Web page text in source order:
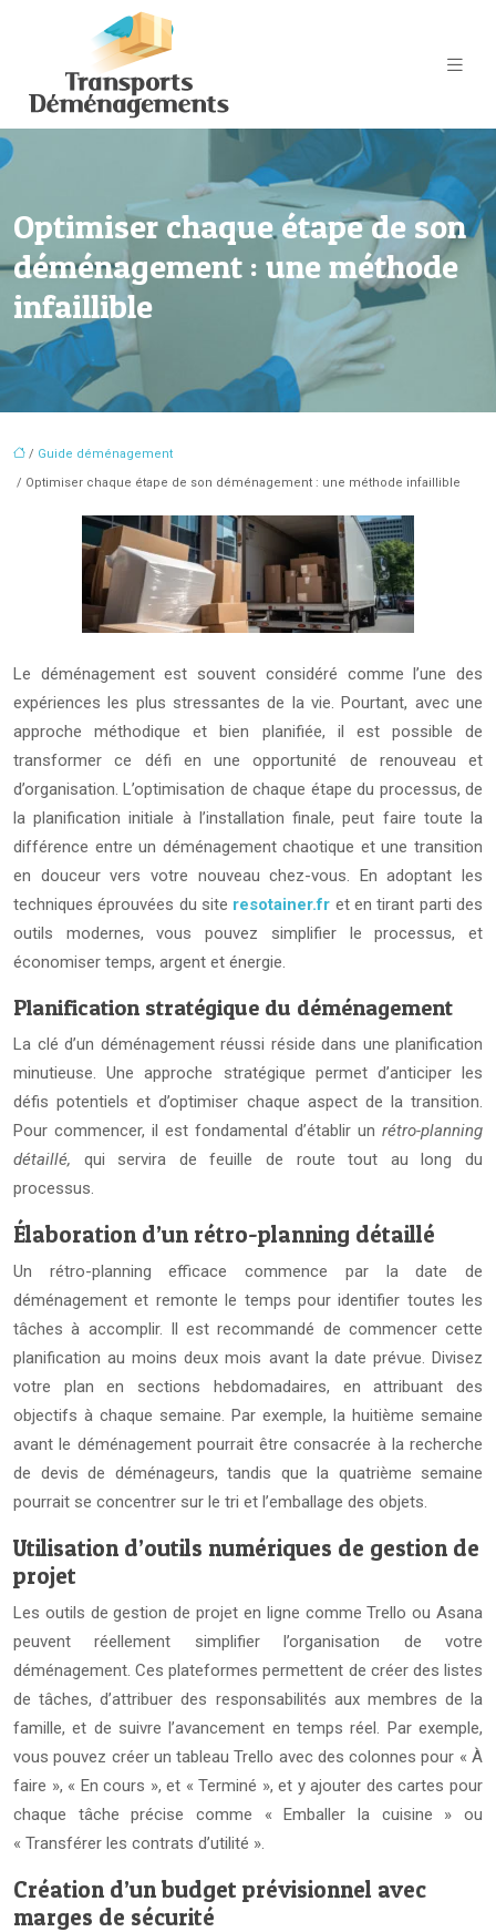
Optimiser chaque étape de son
déménagement : une méthode
infaillible
/ Guide déménagement
/ Optimiser chaque étape de son déménagement : une méthode infaillible
Le déménagement est souvent considéré comme l’une des
expériences les plus stressantes de la vie. Pourtant, avec une
approche méthodique et bien planifiée, il est possible de
transformer ce défi en une opportunité de renouveau et
d’organisation. L’optimisation de chaque étape du processus, de
la planification initiale à l’installation finale, peut faire toute la
différence entre un déménagement chaotique et une transition
en douceur vers votre nouveau chez-vous. En adoptant les
techniques éprouvées du site resotainer.fr et en tirant parti des
outils modernes, vous pouvez simplifier le processus, et
économiser temps, argent et énergie.
Planification stratégique du déménagement
La clé d’un déménagement réussi réside dans une planification
minutieuse. Une approche stratégique permet d’anticiper les
défis potentiels et d’optimiser chaque aspect de la transition.
Pour commencer, il est fondamental d’établir un rétro-planning
détaillé, qui servira de feuille de route tout au long du
processus.
Élaboration d’un rétro-planning détaillé
Un rétro-planning efficace commence par la date de
déménagement et remonte le temps pour identifier toutes les
tâches à accomplir. Il est recommandé de commencer cette
planification au moins deux mois avant la date prévue. Divisez
votre plan en sections hebdomadaires, en attribuant des
objectifs à chaque semaine. Par exemple, la huitième semaine
avant le déménagement pourrait être consacrée à la recherche
de devis de déménageurs, tandis que la quatrième semaine
pourrait se concentrer sur le tri et l’emballage des objets.
Utilisation d’outils numériques de gestion de
projet
Les outils de gestion de projet en ligne comme Trello ou Asana
peuvent réellement simplifier l’organisation de votre
déménagement. Ces plateformes permettent de créer des listes
de tâches, d’attribuer des responsabilités aux membres de la
famille, et de suivre l’avancement en temps réel. Par exemple,
vous pouvez créer un tableau Trello avec des colonnes pour « À
faire », « En cours », et « Terminé », et y ajouter des cartes pour
chaque tâche précise comme « Emballer la cuisine » ou
« Transférer les contrats d’utilité ».
Création d’un budget prévisionnel avec
marges de sécurité